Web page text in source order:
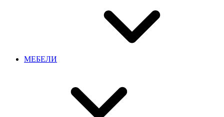
МЕБЕЛИ